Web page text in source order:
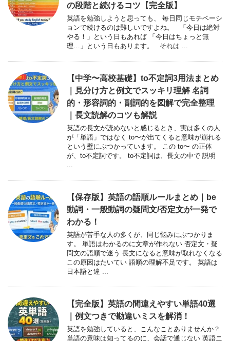
の段階と続けるコツ【完全版】
英語を勉強しようと思っても、 毎日同じモチベーシ
ョンで続けるのは難しいですよね。 「今日は絶対
やる！」という日もあれば 「今日はちょっと無
理…」という日もあります。 それは ...
【中学〜高校基礎】to不定詞3用法まとめ
｜見分け方と例文でスッキリ理解 名詞
的・形容詞的・副詞的を図解で完全整理
｜長文読解のコツも解説
英語の長文が読めないと感じるとき、実は多くの人
が「単語」ではなく to〜が出てくると意味が崩れる
という壁にぶつかっています。 この to〜 の正体
が、to不定詞です。 to不定詞は、長文の中で 説明
【保存版】英語の語順ルールまとめ｜be
動詞・一般動詞の疑問文/否定文が一発で
わかる！
英語が苦手な人の多くが、同じ悩みにぶつかりま
す。 単語はわかるのに文章が作れない 否定文・疑
問文の語順で迷う 長文になると意味が取れなくなる
この原因はたいてい 語順の理解不足です。 英語は
日本語と違 ...
【完全版】英語の間違えやすい単語40選
｜例文つきで勘違いミスを解消！
英語を勉強していると、こんなことありませんか？
単語の意味は知ってるのに、会話で通じない 英語ニ